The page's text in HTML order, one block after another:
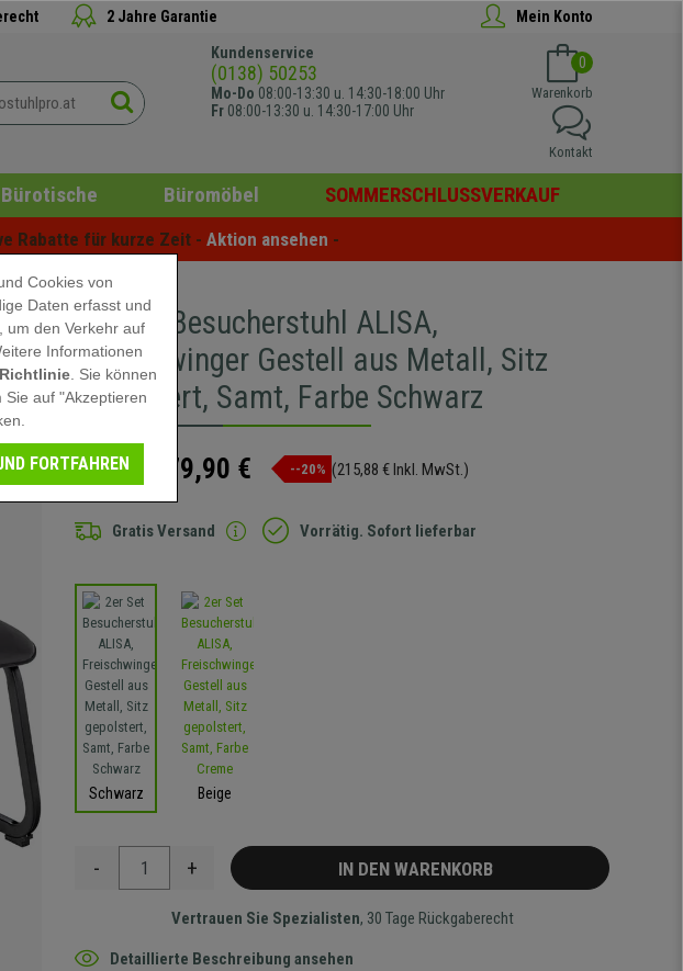
2 Jahre Garantie Mein Konto
Kundenservice
(0138) 50253
Mo-Do 08:00-13:30 u. 14:30-18:00 Uhr
Fr 08:00-13:30 u. 14:30-17:00 Uhr
0
Warenkorb
Kontakt
Bürotische Büromöbel SOMMERSCHLUSSVERKAUF
Rabatte für kurze Zeit - Aktion ansehen -
2er Set Besucherstuhl ALISA,
Freischwinger Gestell aus Metall, Sitz
gepolstert, Samt, Farbe Schwarz
149,90 € 179,90 € --20% (215,88 € Inkl. MwSt.)
Gratis Versand Vorrätig. Sofort lieferbar
Schwarz Beige
- + IN DEN WARENKORB
Vertrauen Sie Spezialisten, 30 Tage Rückgaberecht
Detaillierte Beschreibung ansehen
Cookies von
Daten erfasst und
um den Verkehr auf
Informationen
. Sie können
auf "Akzeptieren
FORTFAHREN